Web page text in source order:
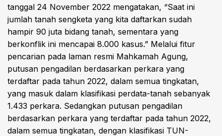
tanggal 24 November 2022 mengatakan, “Saat ini
jumlah tanah sengketa yang kita daftarkan sudah
hampir 90 juta bidang tanah, sementara yang
berkonflik ini mencapai 8.000 kasus.” Melalui fitur
pencarian pada laman resmi Mahkamah Agung,
putusan pengadilan berdasarkan perkara yang
terdaftar pada tahun 2022, dalam semua tingkatan,
yang masuk dalam klasifikasi perdata-tanah sebanyak
1.433 perkara. Sedangkan putusan pengadilan
berdasarkan perkara yang terdaftar pada tahun 2022,
dalam semua tingkatan, dengan klasifikasi TUN-